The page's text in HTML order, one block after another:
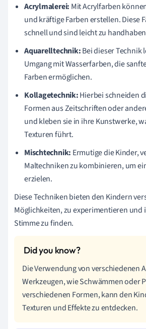
Acrylmalerei: Mit Acrylfarben
und kräftige Farben erstellen. Diese
schnell und sind leicht zu
Aquarelltechnik:Bei dieser Technik
Umgang mit Wasserfarben, die
Farben ermöglichen.
Kollagetechnik:Hierbei schneiden
Formen aus Zeitschriften oder
und kleben sie in ihre Kunstwerke,
Texturen führt.
Mischtechnik: Ermutige die Kinder,
Maltechniken zu kombinieren, um
erzielen.
Diese Techniken bieten den Kindern
Möglichkeiten, zu experimentieren und
Stimme zu finden.
Die Verwendung von verschiedenen
Werkzeugen, wie Schwämmen oder
verschiedenen Formen, kann den
Texturen und Effekte zu entdecken.